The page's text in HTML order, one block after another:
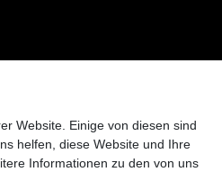
Website. Einige von diesen sind
helfen, diese Website und Ihre
Informationen zu den von uns